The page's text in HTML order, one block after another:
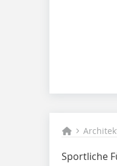
Sportliche